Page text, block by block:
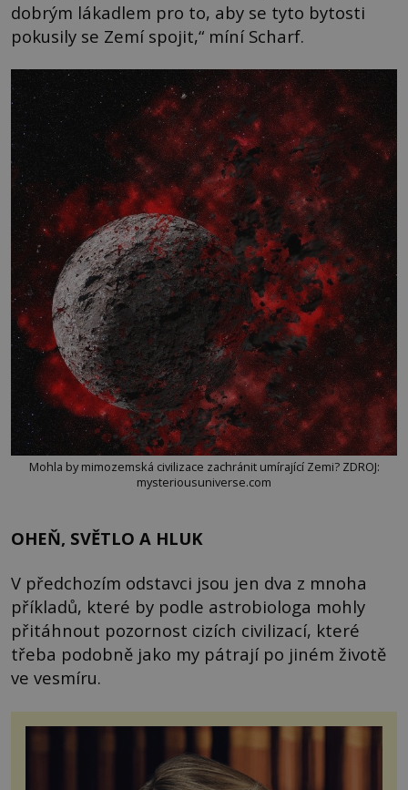
dobrým lákadlem pro to, aby se tyto bytosti
pokusily se Zemí spojit,“ míní Scharf.
Mohla by mimozemská civilizace zachránit umírající Zemi? ZDROJ:
mysteriousuniverse.com
OHEŇ, SVĚTLO A HLUK
V předchozím odstavci jsou jen dva z mnoha
příkladů, které by podle astrobiologa mohly
přitáhnout pozornost cizích civilizací, které
třeba podobně jako my pátrají po jiném životě
ve vesmíru.